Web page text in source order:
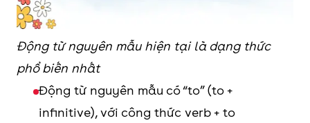
Động từ nguyên mẫu hiện tại là dạng thức
phổ biến nhất
Động từ nguyên mẫu có “to” (to +
infinitive), với công thức verb + to